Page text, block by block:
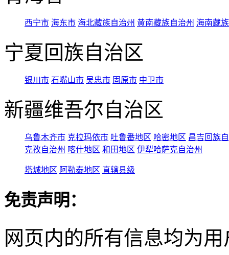
西宁市 海东市 海北藏族自治州 黄南藏族自治州 海南藏
宁夏回族自治区
银川市 石嘴山市 吴忠市 固原市 中卫市
新疆维吾尔自治区
乌鲁木齐市 克拉玛依市 吐鲁番地区 哈密地区 昌吉回族
克孜自治州 喀什地区 和田地区 伊犁哈萨克自治州
塔城地区 阿勒泰地区 直辖县级
免责声明：
网页内的所有信息均为